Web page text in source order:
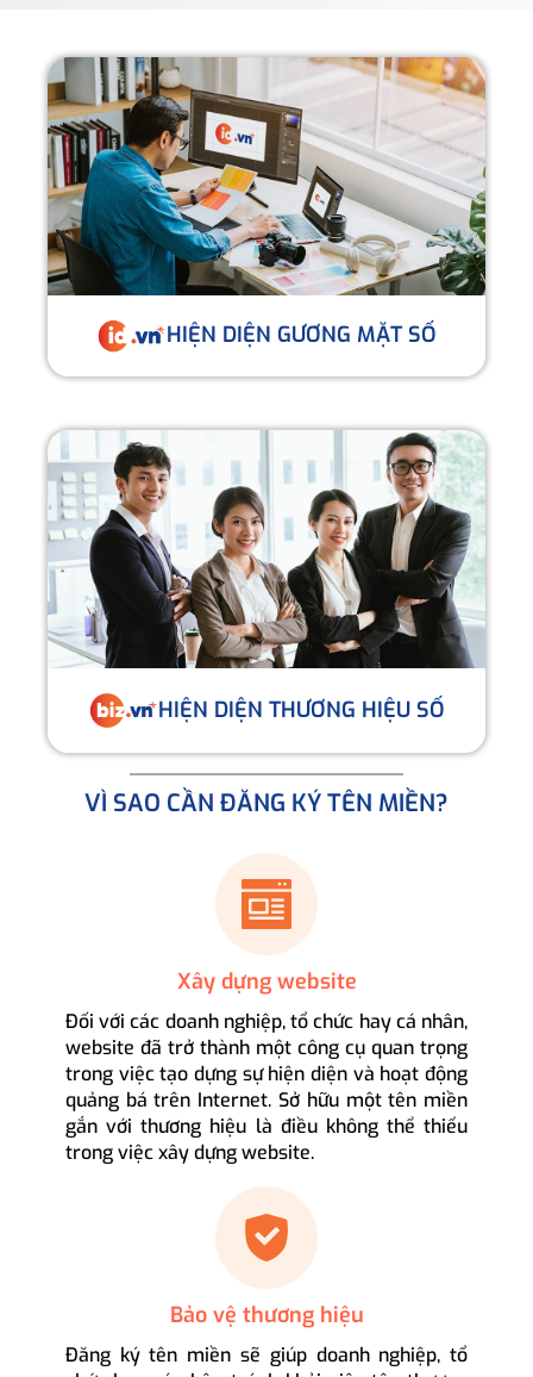
HIỆN DIỆN GƯƠNG MẶT SỐ
HIỆN DIỆN THƯƠNG HIỆU SỐ
VÌ SAO CẦN ĐĂNG KÝ TÊN MIỀN?
Xây dựng website
Đối với các doanh nghiệp, tổ chức hay cá nhân,
website đã trở thành một công cụ quan trọng
trong việc tạo dựng sự hiện diện và hoạt động
quảng bá trên Internet. Sở hữu một tên miền
gắn với thương hiệu là điều không thể thiếu
trong việc xây dựng website.
Bảo vệ thương hiệu
Đăng ký tên miền sẽ giúp doanh nghiệp, tổ